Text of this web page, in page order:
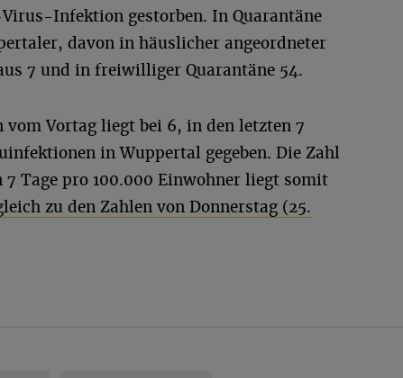
Infektion gestorben. In Quarantäne
davon in häuslicher angeordneter
7 und in freiwilliger Quarantäne 54.
Vortag liegt bei 6, in den letzten 7
in Wuppertal gegeben. Die Zahl
Tage pro 100.000 Einwohner liegt somit
zu den Zahlen von Donnerstag (25.